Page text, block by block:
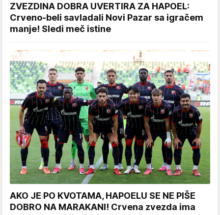
ZVEZDINA DOBRA UVERTIRA ZA HAPOEL:
Crveno-beli savladali Novi Pazar sa igračem
manje! Sledi meč istine
AKO JE PO KVOTAMA, HAPOELU SE NE PIŠE
DOBRO NA MARAKANI! Crvena zvezda ima